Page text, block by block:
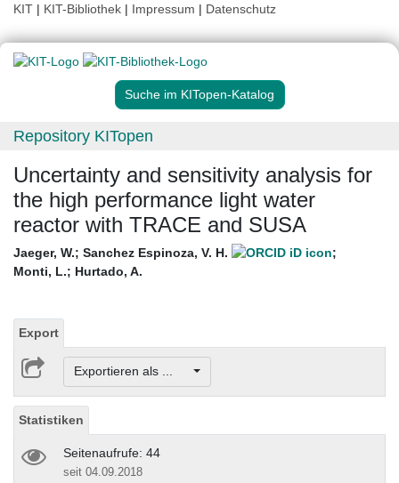
KIT | KIT-Bibliothek | Impressum | Datenschutz
Suche im KITopen-Katalog
Repository KITopen
Uncertainty and sensitivity analysis for
the high performance light water
reactor with TRACE and SUSA
Jaeger, W.; Sanchez Espinoza, V. H.
;
Monti, L.; Hurtado, A.
Export
Exportieren als ...
Statistiken
Seitenaufrufe: 44
seit 04.09.2018